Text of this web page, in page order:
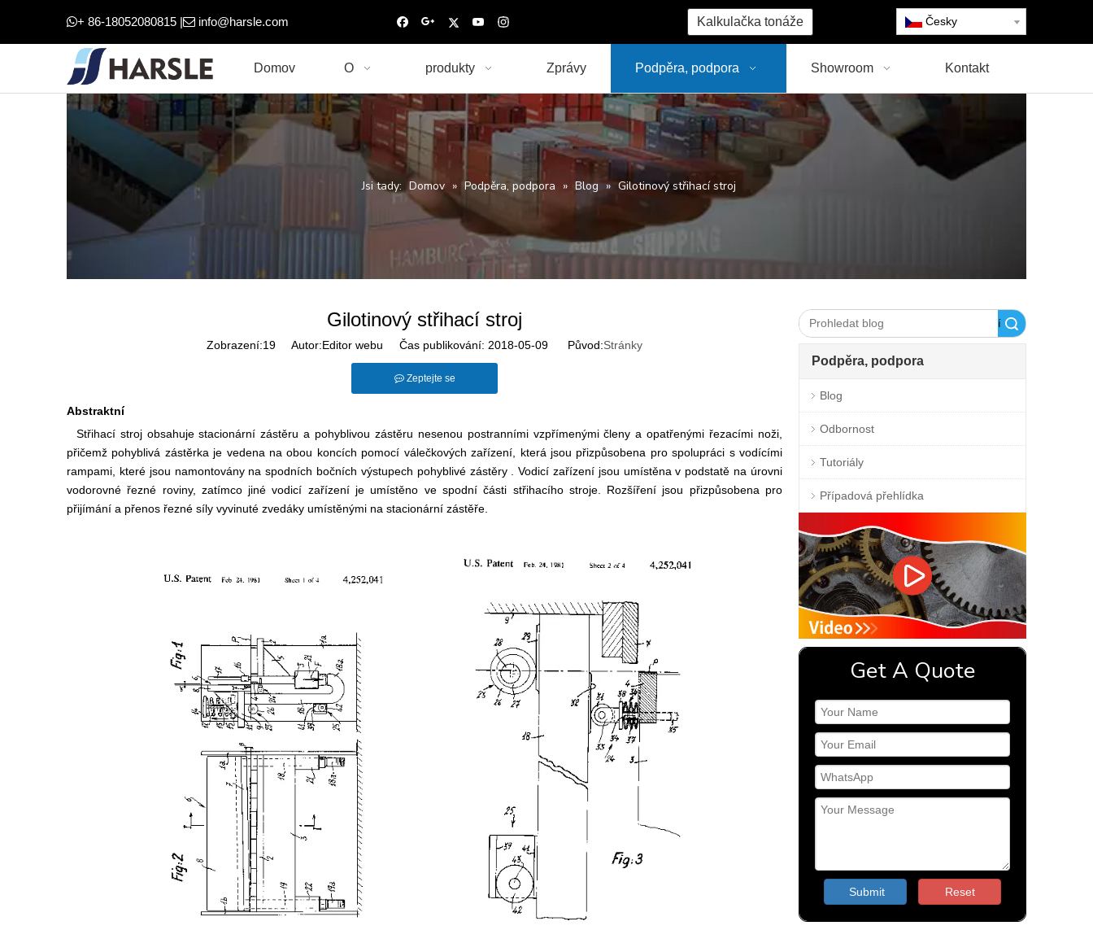
+ 86-18052080815 | info@harsle.com Kalkulačka tonáže Česky
Domov O produkty Zprávy Podpěra, podpora Showroom Kontakt
Jsi tady: Domov » Podpěra, podpora » Blog » Gilotinový střihací stroj
Gilotinový střihací stroj
Zobrazení:19 Autor:Editor webu Čas publikování: 2018-05-09 Původ:Stránky
Zeptejte se
Abstraktní
Střihací stroj obsahuje stacionární zástěru a pohyblivou zástěru nesenou postranními vzpřímenými členy a opatřenými řezacími noži,
přičemž pohyblivá zástěrka je vedena na obou koncích pomocí válečkových zařízení, která jsou přizpůsobena pro spolupráci s vodícími
rampami, které jsou namontovány na spodních bočních výstupech pohyblivé zástěry . Vodicí zařízení jsou umístěna v podstatě na úrovni
vodorovné řezné roviny, zatímco jiné vodicí zařízení je umístěno ve spodní části střihacího stroje. Rozšíření jsou přizpůsobena pro
přijímání a přenos řezné síly vyvinuté zvedáky umístěnými na stacionární zástěře.
Vyhledávání
Podpěra, podpora
Blog
Odbornost
Tutoriály
Případová přehlídka
Get A Quote
Submit Reset